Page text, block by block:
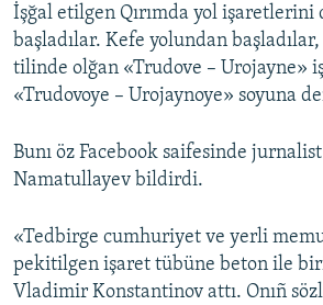
RFE/RS bütün saytları
İşğal etilgen Qırımda yol işaretlerini
başladılar. Kefe yolundan
tilinde olğan «Trudove – Urojayne»
«Trudovoye – Urojaynoye» soyuna
Bunı öz Facebook saifesinde
Namatullayev bildirdi.
«Tedbirge cumhuriyet ve yerli
pekitilgen işaret tübüne beton ile
Vladimir Konstantinov attı. Onıñ